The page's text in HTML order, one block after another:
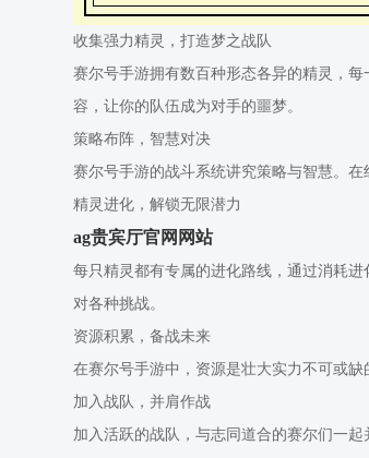
收集强力精灵，打造梦之战队
赛尔号手游拥有数百种形态各异的精灵，
容，让你的队伍成为对手的噩梦。
策略布阵，智慧对决
赛尔号手游的战斗系统讲究策略与智慧。
精灵进化，解锁无限潜力
ag贵宾厅官网网站
每只精灵都有专属的进化路线，通过消耗
对各种挑战。
资源积累，备战未来
在赛尔号手游中，资源是壮大实力不可或
加入战队，并肩作战
加入活跃的战队，与志同道合的赛尔们一